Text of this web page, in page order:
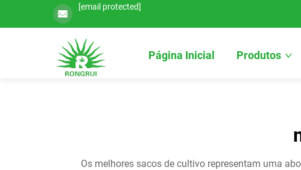
[email protected]
Página Inicial Produtos
Os melhores sacos de cultivo representam uma